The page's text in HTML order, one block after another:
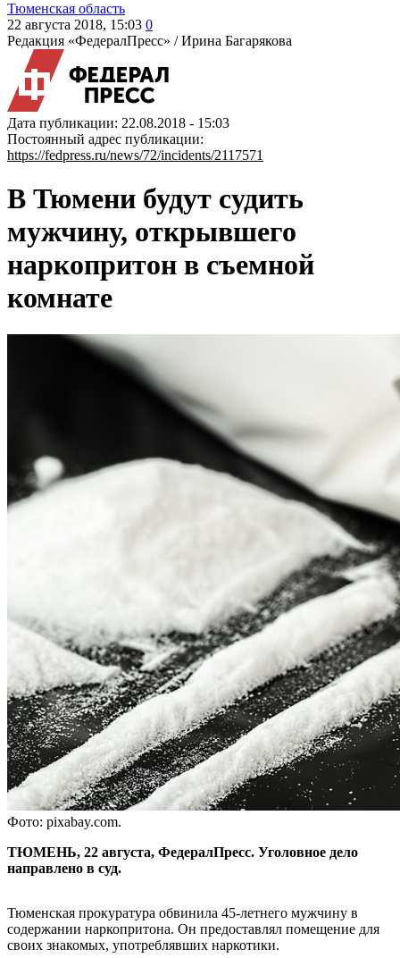
Тюменская область
22 августа 2018, 15:03 0
Редакция «ФедералПресс» /Ирина Багарякова
Дата публикации: 22.08.2018 - 15:03
Постоянный адрес публикации:
https://fedpress.ru/news/72/incidents/2117571
В Тюмени будут судить
мужчину, открывшего
наркопритон в съемной
комнате
Фото: pixabay.com.
ТЮМЕНЬ, 22 августа, ФедералПресс. Уголовное дело
направлено в суд.
Тюменская прокуратура обвинила 45-летнего мужчину в
содержании наркопритона. Он предоставлял помещение для
своих знакомых, употреблявших наркотики.